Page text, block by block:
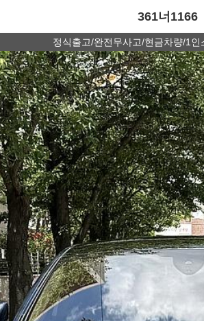
361너1166
정식출고/완전무사고/현금차량/1